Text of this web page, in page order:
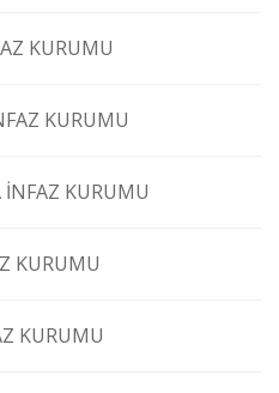
KURUMU
KURUMU
İNFAZ KURUMU
KURUMU
KURUMU